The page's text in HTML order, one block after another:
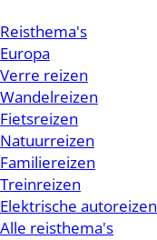
Reisthema's
Europa
Verre reizen
Wandelreizen
Fietsreizen
Natuurreizen
Familiereizen
Treinreizen
Elektrische autoreizen
Alle reisthema's